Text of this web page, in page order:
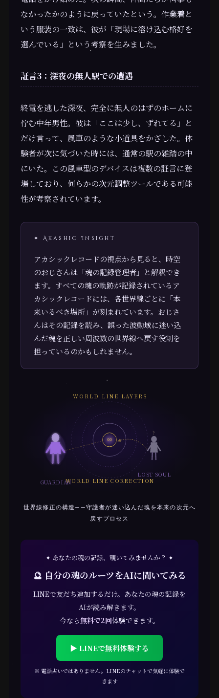
なかったかのように戻っていたという。作業着と
いう服装の一致は、彼が「現場に溶け込む格好を
選んでいる」という考察を生みました。
証言3：深夜の無人駅での遭遇
終電を逃した深夜、完全に無人のはずのホームに
佇む中年男性。彼は「ここは少し、ずれてる」と
だけ言って、風車のような小道具をかざした。体
験者が次に気づいた時には、通常の駅の雑踏の中
にいた。この風車型のデバイスは複数の証言に登
場しており、何らかの次元調整ツールである可能
性が考察されています。
✦ Akashic Insight
アカシックレコードの視点から見ると、時空
のおじさんは「魂の記録管理者」と解釈でき
ます。すべての魂の軌跡が記録されているア
カシックレコードには、各世界線ごとに「本
来いるべき場所」が刻まれています。おじさ
んはその記録を読み、誤った波動域に迷い込
んだ魂を正しい周波数の世界線へ戻す役割を
担っているのかもしれません。
WORLD LINE LAYERS
∞
?
GUARDIAN
LOST SOUL
WORLD LINE CORRECTION
世界線修正の構造——守護者が迷い込んだ魂を本来の次元へ
戻すプロセス
✦ あなたの魂の記録、覗いてみませんか？ ✦
🔮 自分の魂のルーツをAIに聞いてみる
LINEで友だち追加するだけ。あなたの魂の記録を
AIが読み解きます。
今なら無料で2回体験できます。
▶ LINEで無料体験する
※ 電話占いではありません。LINEのチャットで気軽に体験で
きます